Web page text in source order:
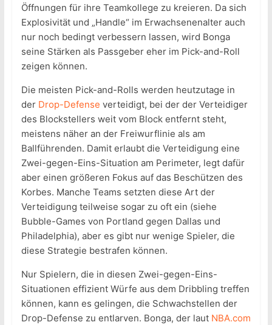
Öffnungen für ihre Teamkollege zu kreieren. Da sich
Explosivität und „Handle“ im Erwachsenenalter auch
nur noch bedingt verbessern lassen, wird Bonga
seine Stärken als Passgeber eher im Pick-and-Roll
zeigen können.
Die meisten Pick-and-Rolls werden heutzutage in
der Drop-Defense verteidigt, bei der der Verteidiger
des Blockstellers weit vom Block entfernt steht,
meistens näher an der Freiwurflinie als am
Ballführenden. Damit erlaubt die Verteidigung eine
Zwei-gegen-Eins-Situation am Perimeter, legt dafür
aber einen größeren Fokus auf das Beschützen des
Korbes. Manche Teams setzten diese Art der
Verteidigung teilweise sogar zu oft ein (siehe
Bubble-Games von Portland gegen Dallas und
Philadelphia), aber es gibt nur wenige Spieler, die
diese Strategie bestrafen können.
Nur Spielern, die in diesen Zwei-gegen-Eins-
Situationen effizient Würfe aus dem Dribbling treffen
können, kann es gelingen, die Schwachstellen der
Drop-Defense zu entlarven. Bonga, der laut NBA.com